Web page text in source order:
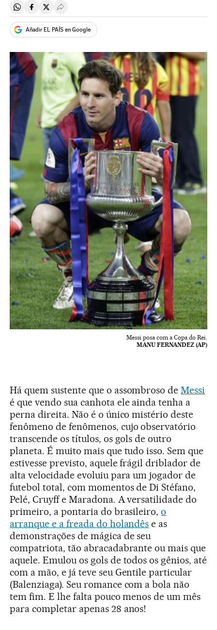
Compartir en Whatsapp
Compartir en Facebook
Compartir en Twitter
Desplegar Redes Sociales
Añadir EL PAÍS en Google
Messi posa com a Copa do Rei.
MANU FERNANDEZ (AP)
Há quem sustente que o assombroso deMessi
é que vendo sua canhota ele ainda tenha a
perna direita. Não é o único mistério deste
fenômeno de fenômenos, cujo observatório
transcende os títulos, os gols de outro
planeta. É muito mais que tudo isso. Sem que
estivesse previsto, aquele frágil driblador de
alta velocidade evoluiu para um jogador de
futebol total, com momentos de Di Stéfano,
Pelé, Cruyff e Maradona. A versatilidade do
primeiro, a pontaria do brasileiro,o
arranque e a freada do holandês e as
demonstrações de mágica de seu
compatriota, tão abracadabrante ou mais que
aquele. Emulou os gols de todos os gênios, até
com a mão, e já teve seu Gentile particular
(Balenziaga). Seu romance com a bola não
tem fim. E lhe falta pouco menos de um mês
para completar apenas 28 anos!